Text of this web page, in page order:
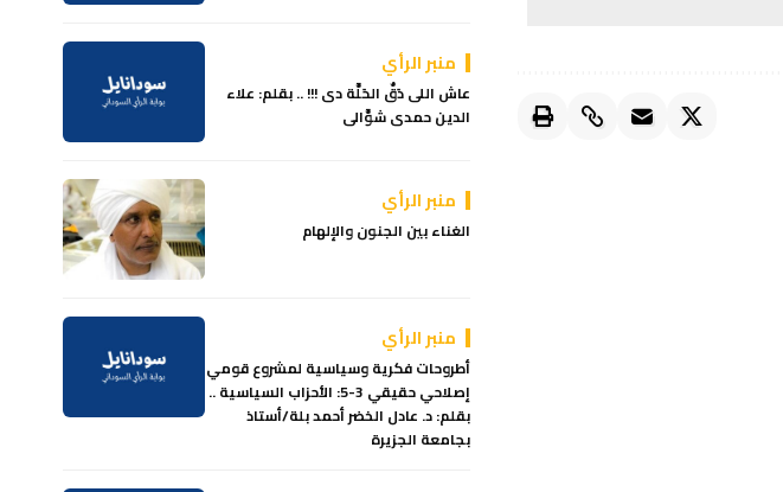
منبر الرأي
عاش اللى دَقّْ الحَلَّة دى !!! .. بقلم: علاء
الدين حمدى شوَّالى
منبر الرأي
الغناء بين الجنون والإلهام
منبر الرأي
أطروحات فكرية وسياسية لمشروع قومي
إصلاحي حقيقي 3-5: الأحزاب السياسية ..
بقلم: د. عادل الخضر أحمد بلة/أستاذ
بجامعة الجزيرة